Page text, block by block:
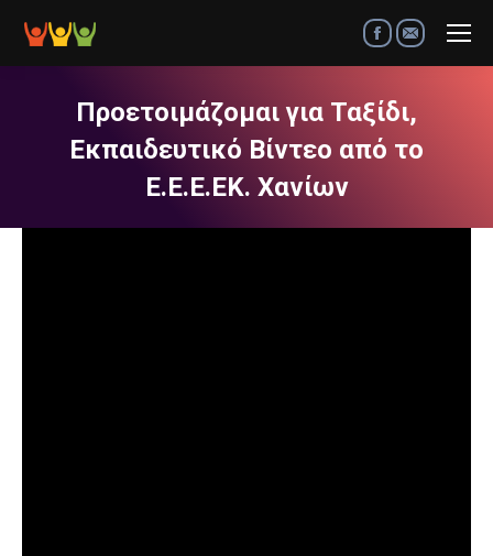
Facebook
Mail
Προετοιμάζομαι για Ταξίδι,
Εκπαιδευτικό Βίντεο από το
Ε.Ε.Ε.ΕΚ. Χανίων